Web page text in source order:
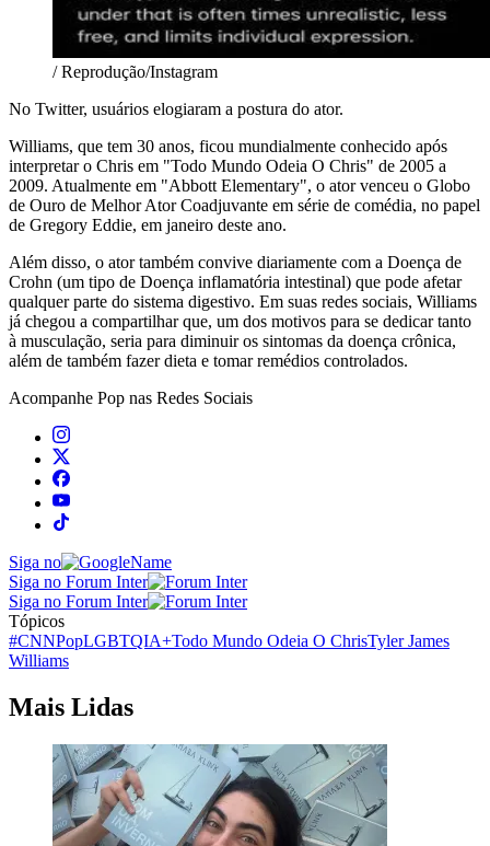
/ Reprodução/Instagram
No Twitter, usuários elogiaram a postura do ator.
Williams, que tem 30 anos, ficou mundialmente conhecido após
interpretar o Chris em "Todo Mundo Odeia O Chris" de 2005 a
2009. Atualmente em "Abbott Elementary", o ator venceu o Globo
de Ouro de Melhor Ator Coadjuvante em série de comédia, no papel
de Gregory Eddie, em janeiro deste ano.
Além disso, o ator também convive diariamente com a Doença de
Crohn (um tipo de Doença inflamatória intestinal) que pode afetar
qualquer parte do sistema digestivo. Em suas redes sociais, Williams
já chegou a compartilhar que, um dos motivos para se dedicar tanto
à musculação, seria para diminuir os sintomas da doença crônica,
além de também fazer dieta e tomar remédios controlados.
Acompanhe Pop nas Redes Sociais
Siga no
Siga no Forum Inter
Siga no Forum Inter
Tópicos
#CNNPopLGBTQIA+Todo Mundo Odeia O ChrisTyler James
Williams
Mais Lidas